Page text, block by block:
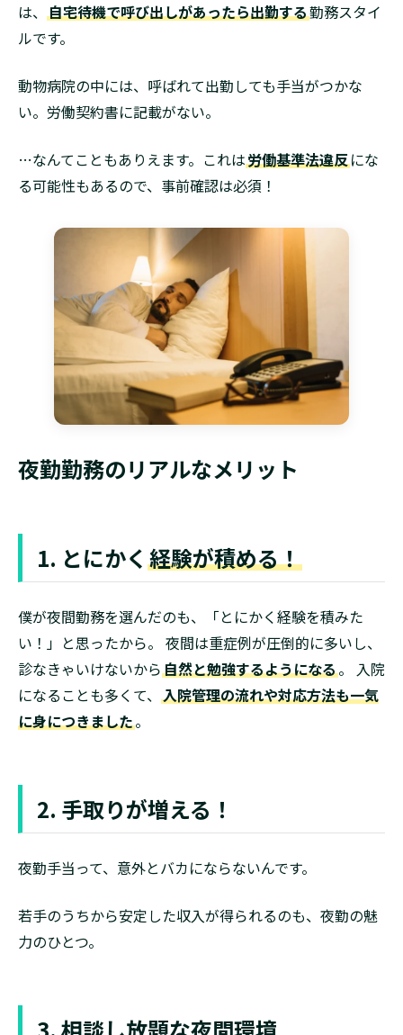
は、 自宅待機で呼び出しがあったら出勤する勤務スタイ
ルです。
動物病院の中には、呼ばれて出勤しても手当がつかな
い。労働契約書に記載がない。
…なんてこともありえます。これは労働基準法違反にな
る可能性もあるので、事前確認は必須！
夜勤勤務のリアルなメリット
1. とにかく 経験が積める！
僕が夜間勤務を選んだのも、「とにかく経験を積みた
い！」と思ったから。 夜間は重症例が圧倒的に多いし、
診なきゃいけないから自然と勉強するようになる。 入院
になることも多くて、 入院管理の流れや対応方法も一気
に身につきました。
2. 手取りが増える！
夜勤手当って、意外とバカにならないんです。
若手のうちから安定した収入が得られるのも、夜勤の魅
力のひとつ。